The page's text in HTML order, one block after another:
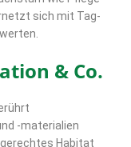
sich mit Tag-
& Co.
-materialien
Habitat